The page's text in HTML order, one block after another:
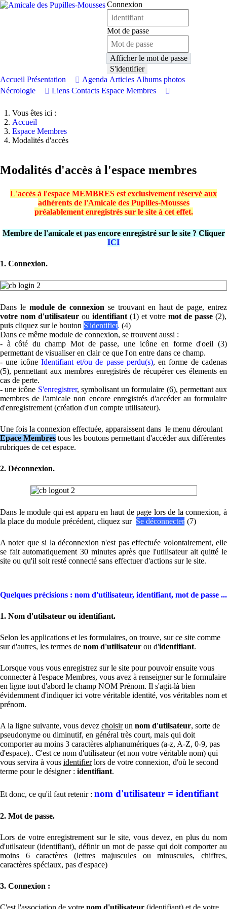
Connexion
Mot de passe
Afficher le mot de passe
S'identifier
Accueil Présentation Agenda Articles Albums photos
Nécrologie
Liens Contacts Espace Membres
Vous êtes ici :
Accueil
Espace Membres
Modalités d'accès
Modalités d'accès à l'espace membres
L'accès à l'espace MEMBRES est exclusivement réservé aux
adhérents de l'Amicale des Pupilles-Mousses
préalablement enregistrés sur le site à cet effet.
Membre de l'amicale et pas encore enregistré sur le site ? Cliquer
ICI
1. Connexion.
Dans lemodule de connexionse trouvant en haut de page, entrez
votre nom d'utilisateur ou identifiant (1) et votre mot de passe (2),
puis cliquez sur le bouton S'identifier. (4)
Dans ce même module de connexion, se trouvent aussi :
- à côté du champ Mot de passe, une icône en forme d'oeil (3)
permettant de visualiser en clair ce que l'on entre dans ce champ.
- une icône Identifiant et/ou de passe perdu(s), en forme de cadenas
(5), permettant aux membres enregistrés de récupérer ces élements en
cas de perte.
- une icône S'enregistrer, symbolisant un formulaire (6), permettant aux
membres de l'amicale non encore enregistrés d'accéder au formulaire
d'enregistrement (création d'un compte utilisateur).
Une fois la connexion effectuée, apparaissent dans le menu déroulant
Epace Membres tous les boutons permettant d'accéder aux différentes
rubriques de cet espace.
2. Déconnexion.
Dans le module qui est apparu en haut de page lors de la connexion, à
la place du module précédent, cliquez sur Se déconnecter (7)
A noter que si la déconnexion n'est pas effectuée volontairement, elle
se fait automatiquement 30 minutes après que l'utilisateur ait quitté le
site ou qu'il soit resté connecté sans effectuer d'actions sur le site.
Quelques précisions : nom d'utilisateur, identifiant, mot de passe ...
1. Nom d'utilsateur ou identifiant.
Selon les applications et les formulaires, on trouve, sur ce site comme
sur d'autres, les termes de nom d'utilisateur ou d'identifiant.
Lorsque vous vous enregistrez sur le site pour pouvoir ensuite vous
connecter à l'espace Membres, vous avez à renseigner sur le formulaire
en ligne tout d'abord le champ NOM Prénom. Il s'agit-là bien
évidemment d'indiquer ici votre véritable identité, vos véritables nom et
prénom.
A la ligne suivante, vous devez choisirun nom d'utilsateur, sorte de
pseudonyme ou diminutif, en général très court, mais qui doit
comporter au moins 3 caractères alphanumériques (a-z, A-Z, 0-9, pas
d'espace).. C'est ce nom d'utilisateur (et non votre véritable nom) qui
vous servira à vous identifierlors de votre connexion, d'où le second
terme pour le désigner : identifiant.
Et donc, ce qu'il faut retenir : nom d'utilisateur = identifiant
2. Mot de passe.
Lors de votre enregistrement sur le site, vous devez, en plus du nom
d'utilsateur (identifiant), définir un mot de passe qui doit comporter au
moins 6 caractères (lettres majuscules ou minuscules, chiffres,
caractères spéciaux, pas d'espace)
3. Connexion :